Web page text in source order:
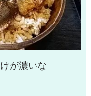
が濃いな